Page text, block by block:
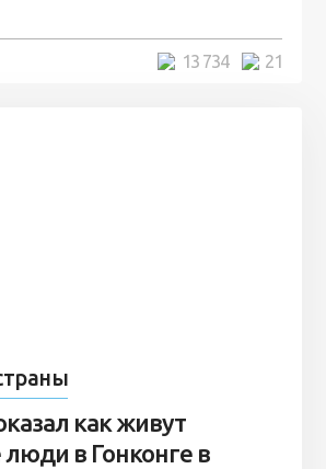
21
13 734
как живут
в Гонконге в